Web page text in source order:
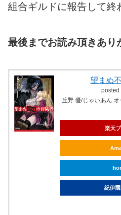
組合ギルドに報告して終
最後までお読み頂きあり
望まぬ
posted
丘野 優/じゃいあん
楽天
紀伊